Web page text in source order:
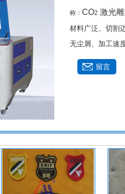
非标自动化激光机开发
机器视觉
称：CO2 激光雕
材料广泛、切割
无尘屑、加工速
留言